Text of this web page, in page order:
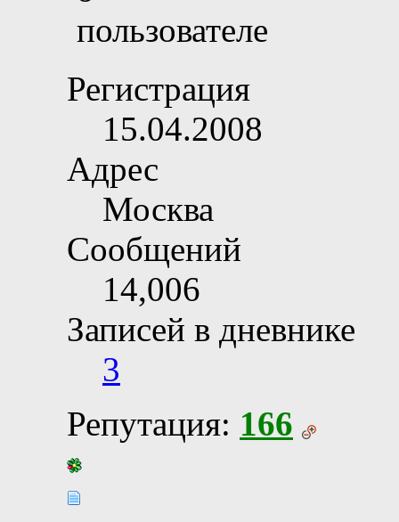
Регистрация
15.04.2008
Адрес
Москва
Сообщений
14,006
Записей в дневнике
3
Репутация: 166